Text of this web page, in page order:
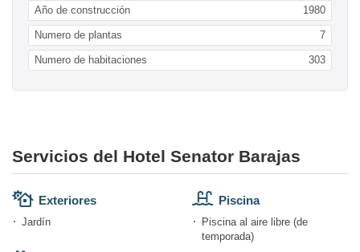
Año de construcción 1980
Numero de plantas 7
Numero de habitaciones 303
Servicios del Hotel Senator Barajas
Exteriores
Jardín
Piscina
Piscina al aire libre (de
temporada)